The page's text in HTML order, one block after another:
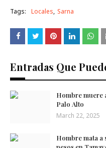
Tags: Locales Sarna
Entradas Que
Hombre muere
Palo Alto
March 22, 2025
Hombre mata a